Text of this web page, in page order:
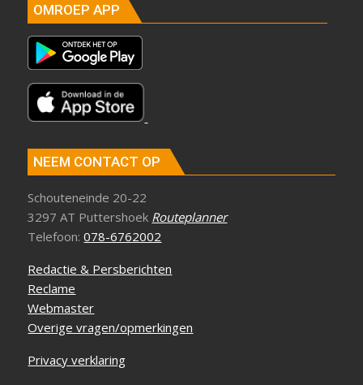
OMROEP APP
NEEM CONTACT OP
Schouteneinde 20-22
3297 AT Puttershoek Routeplanner
Telefoon:078-6762002
Redactie & Persberichten
Reclame
Webmaster
Overige vragen/opmerkingen
Privacy verklaring